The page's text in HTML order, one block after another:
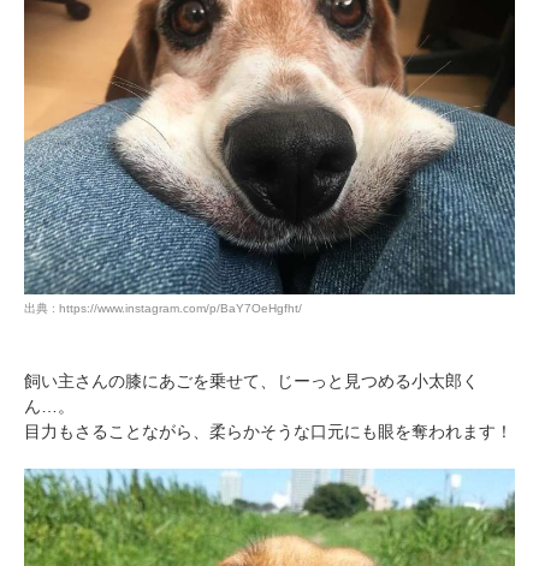
出典 : https://www.instagram.com/p/BaY7OeHgfht/
飼い主さんの膝にあごを乗せて、じーっと見つめる小太郎く
ん…。
目力もさることながら、柔らかそうな口元にも眼を奪われます！